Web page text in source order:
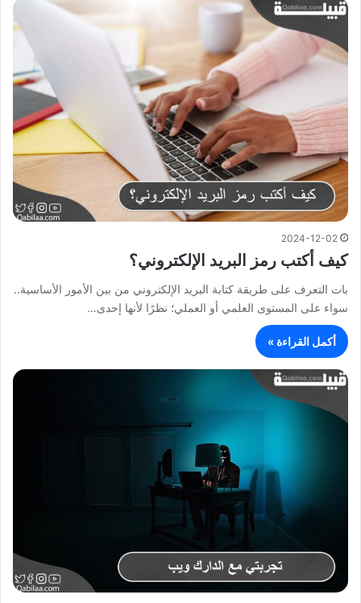
2024-12-02
كيف أكتب رمز البريد الإلكتروني؟
بات التعرف على طريقة كتابة البريد الإلكتروني من بين الأمور الأساسية..
سواء على المستوى العلمي أو العملي؛ نظرًا لأنها إحدى…
أكمل القراءة »